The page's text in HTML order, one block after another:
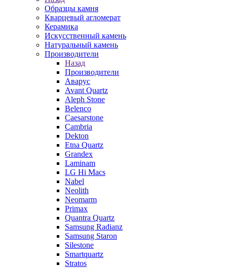
Образцы камня
Кварцевый агломерат
Керамика
Искусственный камень
Натуральный камень
Производители
Назад
Производители
Аварус
Avant Quartz
Aleph Stone
Belenco
Caesarstone
Cambria
Dekton
Etna Quartz
Grandex
Laminam
LG Hi Macs
Nabel
Neolith
Neomarm
Primax
Quantra Quartz
Samsung Radianz
Samsung Staron
Silestone
Smartquartz
Stratos